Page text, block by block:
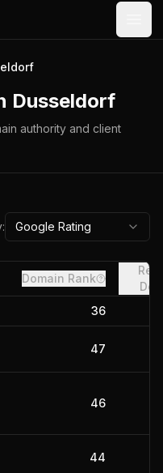
Dusseldorf
authority and client
Google Rating
Domain Rank
36
47
46
44